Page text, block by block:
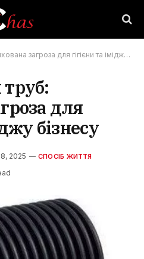
загроза для гігієни та іміджу бізнесу
для
бізнесу
2025 СПОСІБ ЖИТТЯ